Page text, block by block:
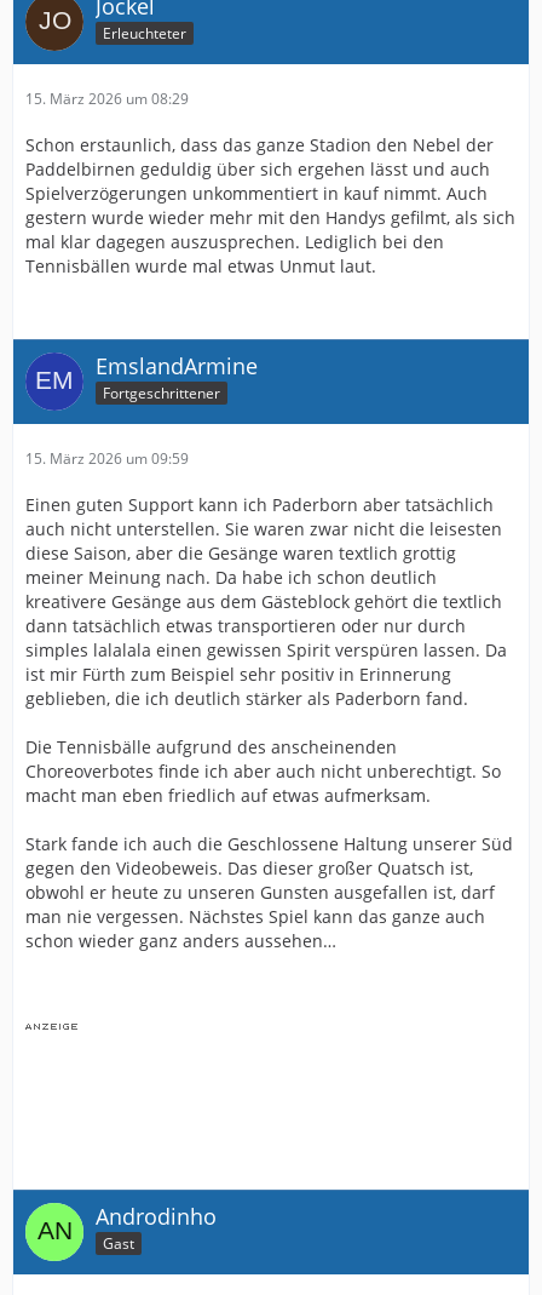
Erleuchteter
15. März 2026 um 08:29
Schon erstaunlich, dass das ganze Stadion den Nebel der
Paddelbirnen geduldig über sich ergehen lässt und auch
Spielverzögerungen unkommentiert in kauf nimmt. Auch
gestern wurde wieder mehr mit den Handys gefilmt, als sich
mal klar dagegen auszusprechen. Lediglich bei den
Tennisbällen wurde mal etwas Unmut laut.
EmslandArmine
Fortgeschrittener
15. März 2026 um 09:59
Einen guten Support kann ich Paderborn aber tatsächlich
auch nicht unterstellen. Sie waren zwar nicht die leisesten
diese Saison, aber die Gesänge waren textlich grottig
meiner Meinung nach. Da habe ich schon deutlich
kreativere Gesänge aus dem Gästeblock gehört die textlich
dann tatsächlich etwas transportieren oder nur durch
simples lalalala einen gewissen Spirit verspüren lassen. Da
ist mir Fürth zum Beispiel sehr positiv in Erinnerung
geblieben, die ich deutlich stärker als Paderborn fand.
Die Tennisbälle aufgrund des anscheinenden
Choreoverbotes finde ich aber auch nicht unberechtigt. So
macht man eben friedlich auf etwas aufmerksam.
Stark fande ich auch die Geschlossene Haltung unserer Süd
gegen den Videobeweis. Das dieser großer Quatsch ist,
obwohl er heute zu unseren Gunsten ausgefallen ist, darf
man nie vergessen. Nächstes Spiel kann das ganze auch
schon wieder ganz anders aussehen…
Androdinho
Gast